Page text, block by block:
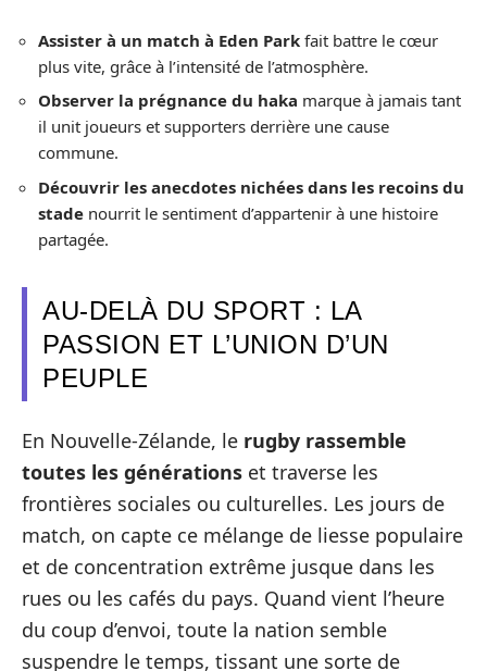
Assister à un match à Eden Park fait battre le cœur
plus vite, grâce à l’intensité de l’atmosphère.
Observer la prégnance du haka marque à jamais tant
il unit joueurs et supporters derrière une cause
commune.
Découvrir les anecdotes nichées dans les recoins du
stade nourrit le sentiment d’appartenir à une histoire
partagée.
AU-DELÀ DU SPORT : LA
PASSION ET L’UNION D’UN
PEUPLE
En Nouvelle-Zélande, le rugby rassemble
toutes les générations et traverse les
frontières sociales ou culturelles. Les jours de
match, on capte ce mélange de liesse populaire
et de concentration extrême jusque dans les
rues ou les cafés du pays. Quand vient l’heure
du coup d’envoi, toute la nation semble
suspendre le temps, tissant une sorte de